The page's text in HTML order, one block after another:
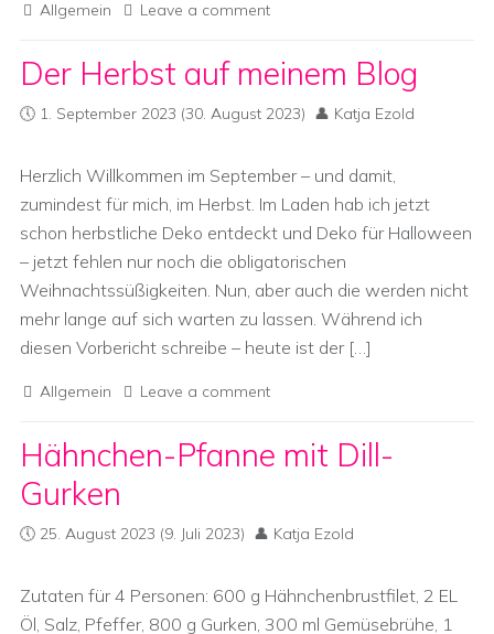
Allgemein Leave a comment
Der Herbst auf meinem Blog
1. September 2023 (30. August 2023) Katja Ezold
Herzlich Willkommen im September – und damit,
zumindest für mich, im Herbst. Im Laden hab ich jetzt
schon herbstliche Deko entdeckt und Deko für Halloween
– jetzt fehlen nur noch die obligatorischen
Weihnachtssüßigkeiten. Nun, aber auch die werden nicht
mehr lange auf sich warten zu lassen. Während ich
diesen Vorbericht schreibe – heute ist der […]
Allgemein Leave a comment
Hähnchen-Pfanne mit Dill-
Gurken
25. August 2023 (9. Juli 2023) Katja Ezold
Zutaten für 4 Personen: 600 g Hähnchenbrustfilet, 2 EL
Öl, Salz, Pfeffer, 800 g Gurken, 300 ml Gemüsebrühe, 1